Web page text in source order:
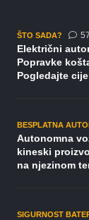
ŠTO SADA? 57
Električni
Popravke
Pogledajte
BESPLATNA
Autonomna
kineski
na njezinom
SIGURNOST